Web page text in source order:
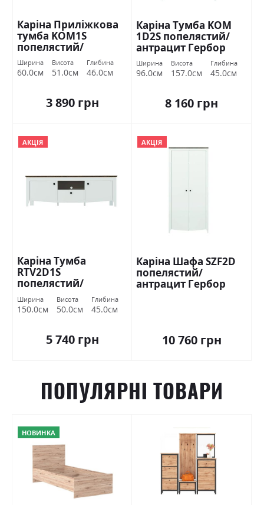
Каріна Приліжкова
тумба KOM1S
попелястий/
антрацит Гербор
Ширина
60.0см
Висота
51.0см
Глибина
46.0см
3 890 грн
Каріна Тумба KOM
1D2S попелястий/
антрацит Гербор
Ширина
96.0см
Висота
157.0см
Глибина
45.0см
8 160 грн
АКЦІЯ
Каріна Тумба
RTV2D1S
попелястий/
антрацит Гербор
Ширина
150.0см
Висота
50.0см
Глибина
45.0см
5 740 грн
АКЦІЯ
Каріна Шафа SZF2D
попелястий/
антрацит Гербор
10 760 грн
ПОПУЛЯРНІ ТОВАРИ
НОВИНКА